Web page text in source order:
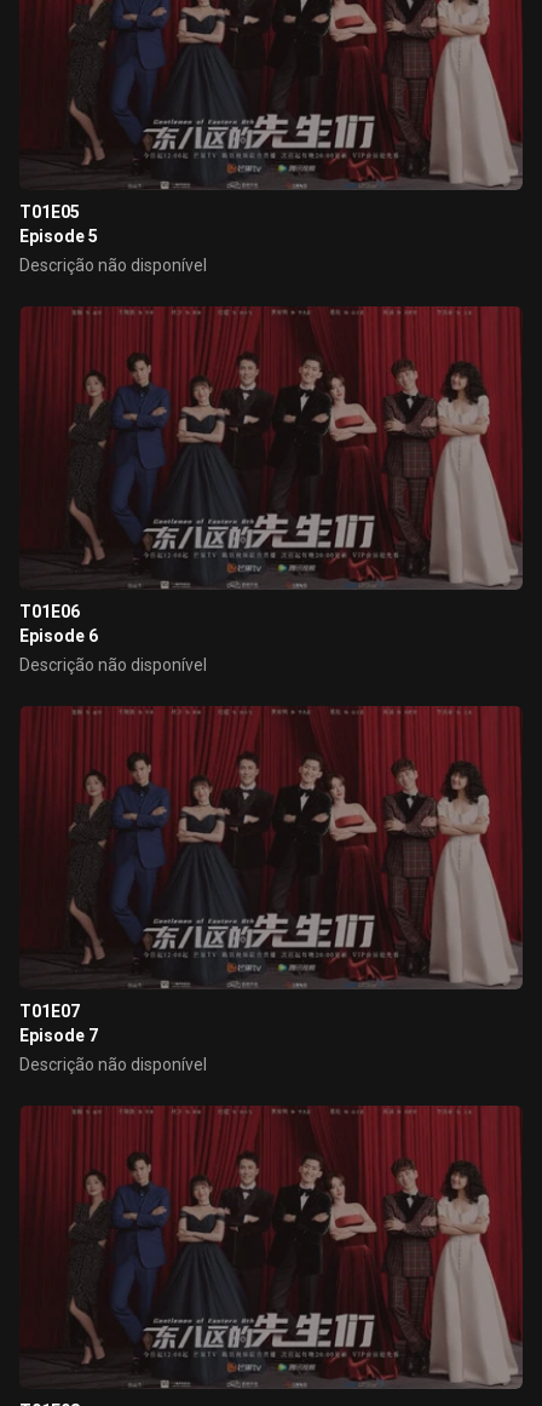
T01E05
Episode 5
Descrição não disponível
T01E06
Episode 6
Descrição não disponível
T01E07
Episode 7
Descrição não disponível